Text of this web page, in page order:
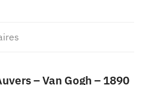
– Van Gogh – 1890